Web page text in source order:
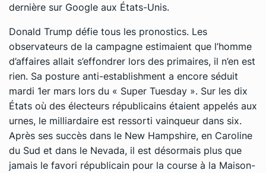
dernière sur Google aux États-Unis.
Donald Trump défie tous les pronostics. Les
observateurs de la campagne estimaient que l’homme
d’affaires allait s’effondrer lors des primaires, il n’en est
rien. Sa posture anti-establishment a encore séduit
mardi 1er mars lors du « Super Tuesday ». Sur les dix
États où des électeurs républicains étaient appelés aux
urnes, le milliardaire est ressorti vainqueur dans six.
Après ses succès dans le New Hampshire, en Caroline
du Sud et dans le Nevada, il est désormais plus que
jamais le favori républicain pour la course à la Maison-